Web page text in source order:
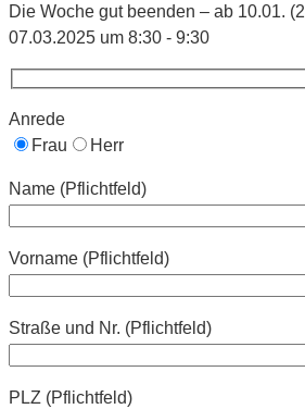
Die Woche gut beenden – ab 10.01.
07.03.2025 um 8:30 - 9:30
Anrede
Frau
Herr
Name (Pflichtfeld)
Vorname (Pflichtfeld)
Straße und Nr. (Pflichtfeld)
PLZ (Pflichtfeld)